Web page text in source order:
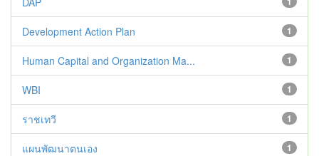
1
Development Action Plan
1
Human Capital and Organization Ma...
1
WBI
1
ราชเทวี
1
แผนพัฒนาตนเอง